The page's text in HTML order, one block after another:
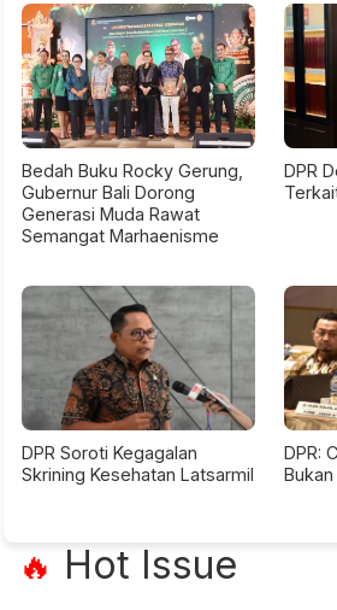
Bedah Buku Rocky Gerung,
Gubernur Bali Dorong
Generasi Muda Rawat
Semangat Marhaenisme
DPR
DPR Soroti Kegagalan
Skrining Kesehatan Latsarmil
DPR:
🔥 Hot Issue